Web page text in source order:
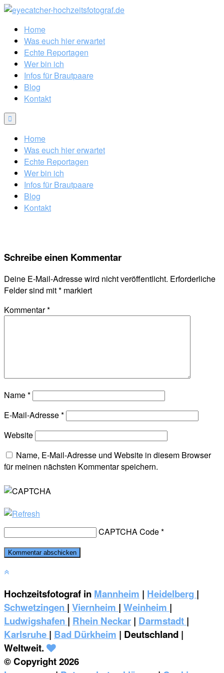
Home
Was euch hier erwartet
Echte Reportagen
Wer bin ich
Infos für Brautpaare
Blog
Kontakt
Home
Was euch hier erwartet
Echte Reportagen
Wer bin ich
Infos für Brautpaare
Blog
Kontakt
Schreibe einen Kommentar
Deine E-Mail-Adresse wird nicht veröffentlicht. Erforderliche
Felder sind mit* markiert
Kommentar*
Name*
E-Mail-Adresse*
Website
Name, E-Mail-Adresse und Website in diesem Browser
für meinen nächsten Kommentar speichern.
CAPTCHA Code*
Hochzeitsfotograf in Mannheim | Heidelberg |
Schwetzingen | Viernheim | Weinheim |
‎Ludwigshafen | Rhein Neckar | Darmstadt |
Karlsruhe | Bad Dürkheim | Deutschland |
Weltweit.
© Copyright 2026